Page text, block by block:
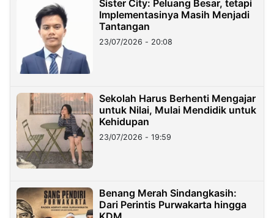
Sister City: Peluang Besar, tetapi
Implementasinya Masih Menjadi
Tantangan
23/07/2026 - 20:08
Sekolah Harus Berhenti Mengajar
untuk Nilai, Mulai Mendidik untuk
Kehidupan
23/07/2026 - 19:59
Benang Merah Sindangkasih:
Dari Perintis Purwakarta hingga